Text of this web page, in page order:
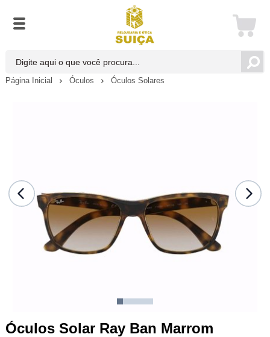
Página Inicial Óculos Óculos Solares
Óculos Solar Ray Ban Marrom